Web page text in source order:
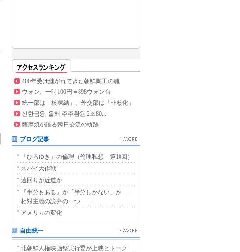
400年受け継がれてきた朝鮮陶工の魂
ウォン、一時100円＝898ウォン台
統一部は「核凍結」、外交部は「非核化」
신한금융, 올해 주주환원 2조80...
薩摩焼が語る韓日交流の軌跡
ブログ記事
「ひろゆき」の倫理（倫理私想 第10回）
スパイ大作戦
遠回りか近道か
「半分もある」か「半分しかない」か――
相対主義の詭弁の一つ――
アメリカの変化
自由統一
北朝鮮人権映画祭実行委が上映とトーク